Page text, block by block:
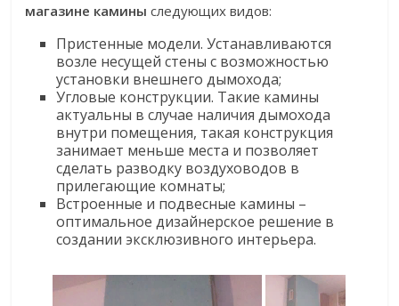
магазине камины следующих видов:
Пристенные модели. Устанавливаются
возле несущей стены с возможностью
установки внешнего дымохода;
Угловые конструкции. Такие камины
актуальны в случае наличия дымохода
внутри помещения, такая конструкция
занимает меньше места и позволяет
сделать разводку воздуховодов в
прилегающие комнаты;
Встроенные и подвесные камины –
оптимальное дизайнерское решение в
создании эксклюзивного интерьера.